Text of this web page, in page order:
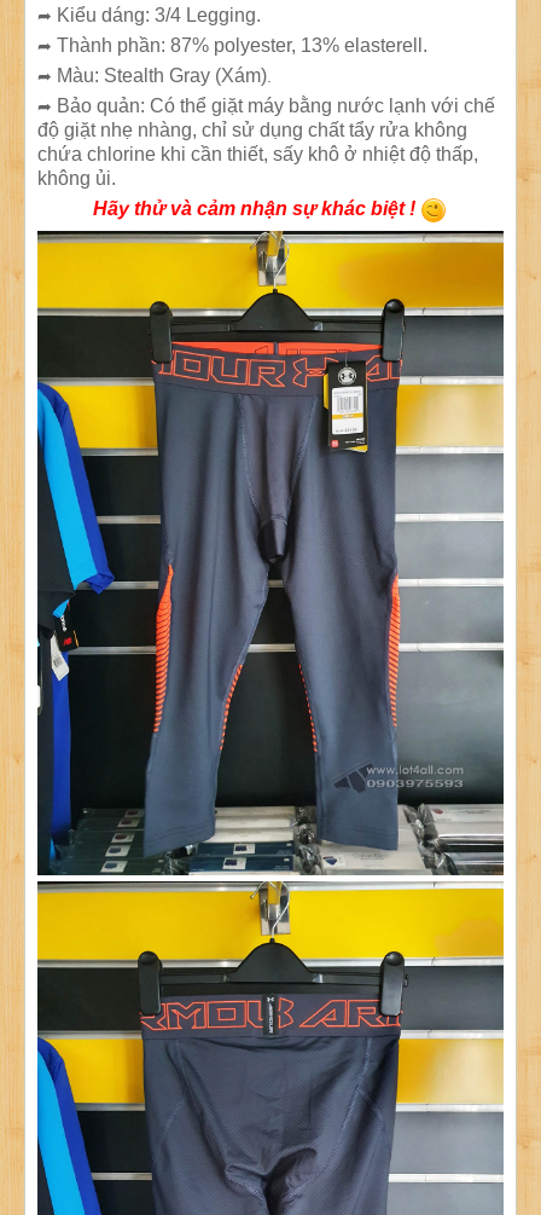
➦ Kiểu dáng: 3/4 Legging.
➦ Thành phần: 87% polyester, 13% elasterell.
➦ Màu: Stealth Gray (Xám)
➦ Bảo quản: Có thể giặt máy bằng nước lạnh với chế
độ giặt nhẹ nhàng, chỉ sử dụng chất tẩy rửa không
chứa chlorine khi cần thiết, sấy khô ở nhiệt độ thấp,
không ủi.
Hãy thử và cảm nhận sự khác biệt !